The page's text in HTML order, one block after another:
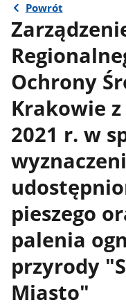
Powrót
Ochrony
Krakowie
2021 r. w
pieszego
palenia
przyrody
Miasto"